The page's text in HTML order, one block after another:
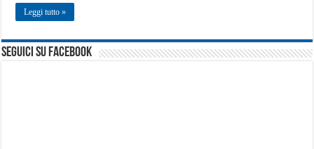
Leggi tutto »
seguici su facebook